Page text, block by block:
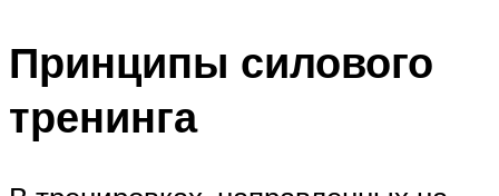
Принципы силового
тренинга